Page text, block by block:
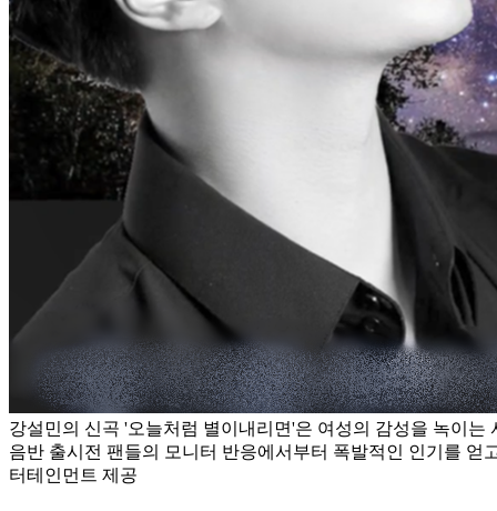
강설민의 신곡 '오늘처럼 별이내리면'은 여성의 감성을 녹이는
음반 출시전 팬들의 모니터 반응에서부터 폭발적인 인기를 얻
터테인먼트 제공